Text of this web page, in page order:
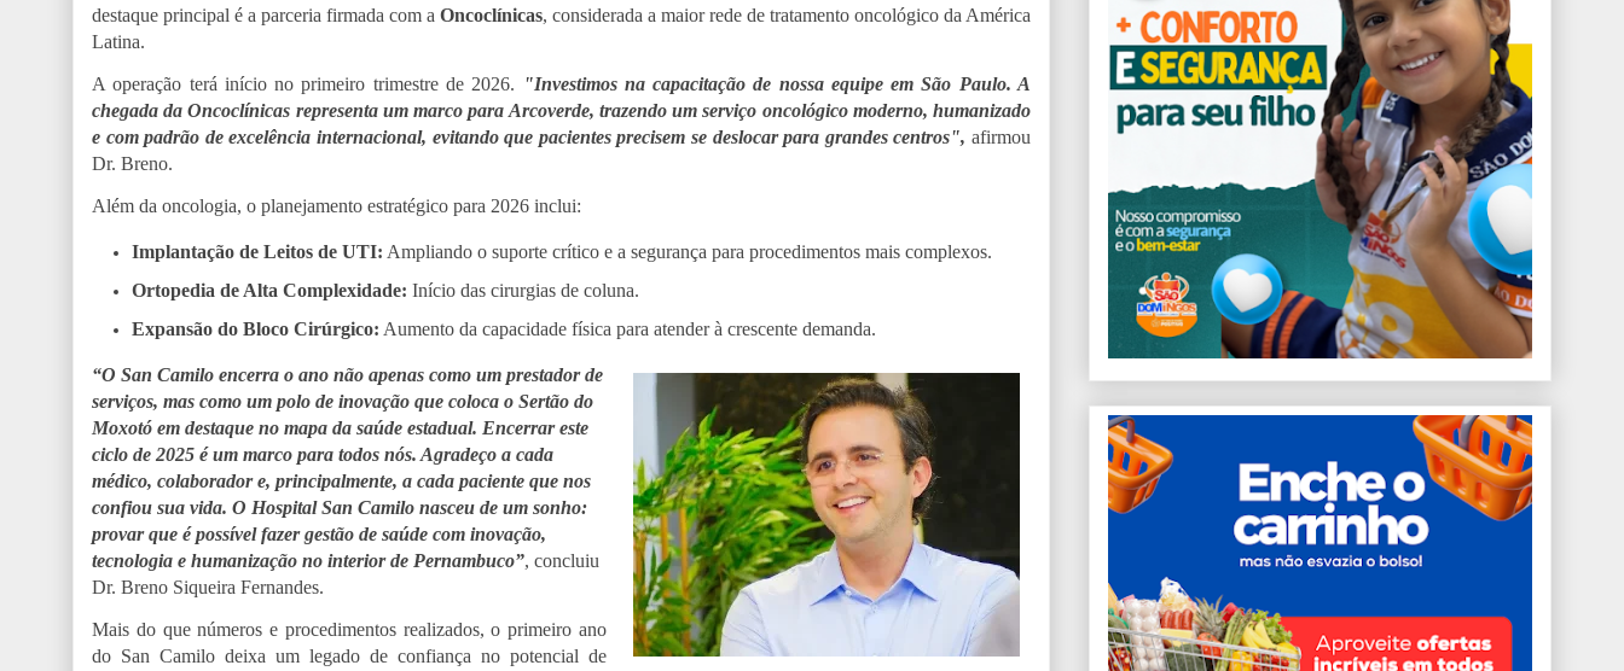
destaque principal é a parceria firmada com a Oncoclínicas, considerada a maior rede de tratamento oncológico da América
Latina.
A operação terá início no primeiro trimestre de 2026.
"Investimos na capacitação de nossa equipe em São Paulo. A
chegada da Oncoclínicas representa um marco para Arcoverde, trazendo um serviço oncológico moderno, humanizado
e com padrão de excelência internacional, evitando que pacientes precisem se deslocar para grandes centros", afirmou
Dr. Breno.
Além da oncologia, o planejamento estratégico para 2026 inclui:
Implantação de Leitos de UTI: Ampliando o suporte crítico e a segurança para procedimentos mais complexos.
Ortopedia de Alta Complexidade: Início das cirurgias de coluna.
Expansão do Bloco Cirúrgico: Aumento da capacidade física para atender à crescente demanda.
“O San Camilo encerra o ano não apenas como um prestador de
serviços, mas como um polo de inovação que coloca o Sertão do
Moxotó em destaque no mapa da saúde estadual. Encerrar este
ciclo de 2025 é um marco para todos nós. Agradeço a cada
médico, colaborador e, principalmente, a cada paciente que nos
confiou sua vida. O Hospital San Camilo nasceu de um sonho:
provar que é possível fazer gestão de saúde com inovação,
tecnologia e humanização no interior de Pernambuco”, concluiu
Dr. Breno Siqueira Fernandes.
Mais do que números e procedimentos realizados, o primeiro ano
do San Camilo deixa um legado de confiança no potencial de